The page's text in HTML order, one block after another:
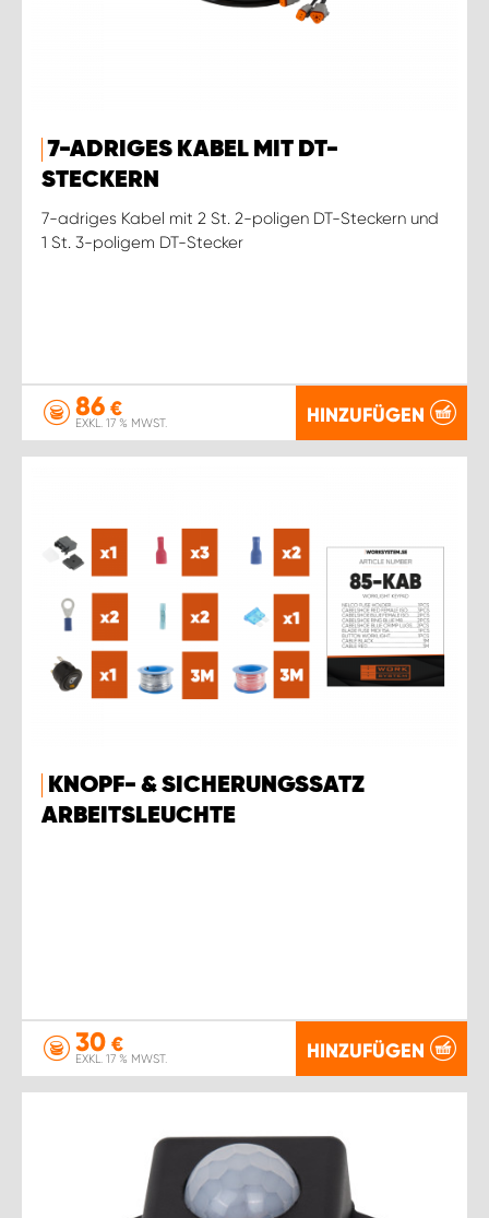
7-ADRIGES KABEL MIT DT-
STECKERN
7-adriges Kabel mit 2 St. 2-poligen DT-Steckern und
1 St. 3-poligem DT-Stecker
86 €
EXKL. 17 % MWST. HINZUFÜGEN
KNOPF- & SICHERUNGSSATZ
ARBEITSLEUCHTE
30 €
EXKL. 17 % MWST. HINZUFÜGEN